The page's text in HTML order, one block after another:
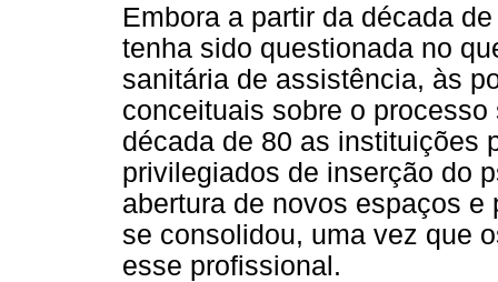
Embora a partir da década
tenha sido questionada no
sanitária de assistência, às
conceituais sobre o
década de 80 as instituições
privilegiados de inserção do
abertura de novos espaços
se consolidou, uma vez que
esse profissional.